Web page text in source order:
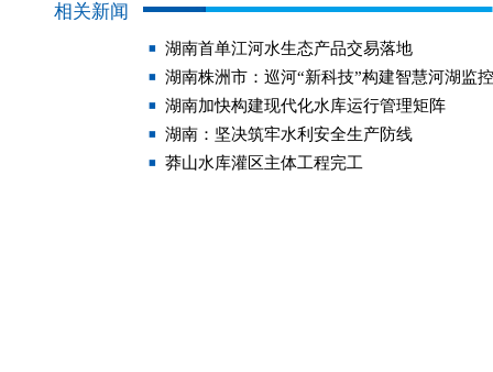
相关新闻
湖南首单江河水生态产品交易落地
湖南株洲市：巡河“新科技”构建智慧河湖监
湖南加快构建现代化水库运行管理矩阵
湖南：坚决筑牢水利安全生产防线
莽山水库灌区主体工程完工